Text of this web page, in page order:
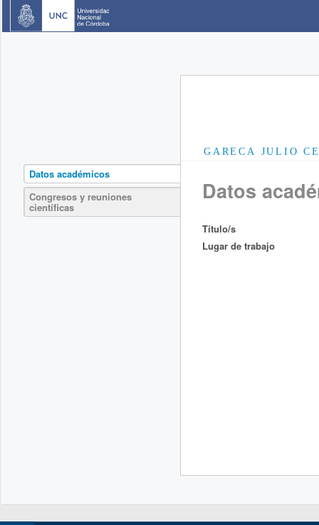
GARECA JULIO
Datos académicos
Congresos y reuniones
científicas
Datos
Título/s
Lugar de trabajo